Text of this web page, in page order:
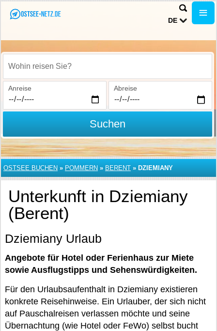
DE
Wohin reisen Sie?
Anreise Abreise
Suchen
OSTSEE BUCHEN » POMMERN » BERENT » DZIEMIANY
Unterkunft in Dziemiany
(Berent)
Dziemiany Urlaub
Angebote für Hotel oder Ferienhaus zur Miete
sowie Ausflugstipps und Sehenswürdigkeiten.
Für den Urlaubsaufenthalt in Dziemiany existieren
konkrete Reisehinweise. Ein Urlauber, der sich nicht
auf Pauschalreisen verlassen möchte und seine
Übernachtung (wie Hotel oder FeWo) selbst bucht